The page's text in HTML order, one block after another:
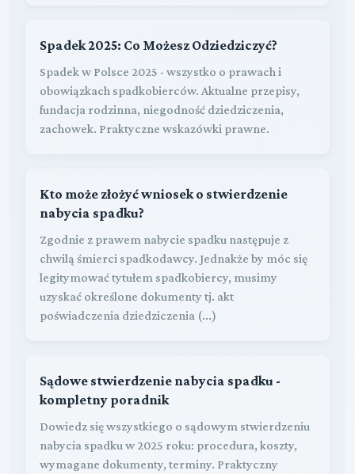
Spadek 2025: Co Możesz Odziedziczyć?
Spadek w Polsce 2025 - wszystko o prawach i
obowiązkach spadkobierców. Aktualne przepisy,
fundacja rodzinna, niegodność dziedziczenia,
zachowek. Praktyczne wskazówki prawne.
Kto może złożyć wniosek o stwierdzenie
nabycia spadku?
Zgodnie z prawem nabycie spadku następuje z
chwilą śmierci spadkodawcy. Jednakże by móc się
legitymować tytułem spadkobiercy, musimy
uzyskać określone dokumenty tj. akt
poświadczenia dziedziczenia (...)
Sądowe stwierdzenie nabycia spadku -
kompletny poradnik
Dowiedz się wszystkiego o sądowym stwierdzeniu
nabycia spadku w 2025 roku: procedura, koszty,
wymagane dokumenty, terminy. Praktyczny